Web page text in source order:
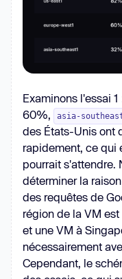
Examinons l'essai 1
60%, asia-
des États-Unis ont
rapidement, ce qui
pourrait s'attendre.
déterminer la
des requêtes de
région de la VM
et une VM à
nécessairement
Cependant, le